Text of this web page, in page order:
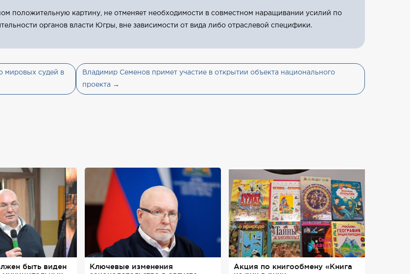
положительную картину, не отменяет необходимости в совместном наращивании усилий по
органов власти Югры, вне зависимости от вида либо отраслевой специфики.
мировых судей в Владимир Семенов примет участие в открытии объекта национального
проекта →
быть виден
Ключевые изменения
Акция по книгообмену «Книга